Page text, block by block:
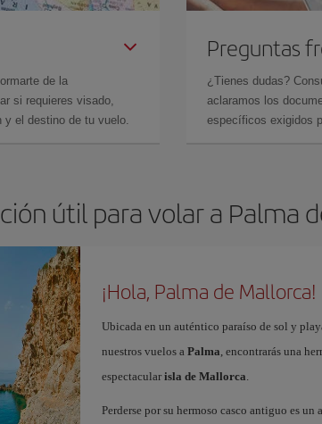
de la
si requieres visado,
y el destino de tu vuelo.
Preguntas
¿Tienes dudas?
aclaramos los
específicos exigidos
útil para volar a Palma
¡Hola, Palma de Mallorca!
Ubicada en un auténtico paraíso de sol y
nuestros vuelos a Palma, encontrarás una
espectacular isla de Mallorca.
Perderse por su hermoso casco antiguo es